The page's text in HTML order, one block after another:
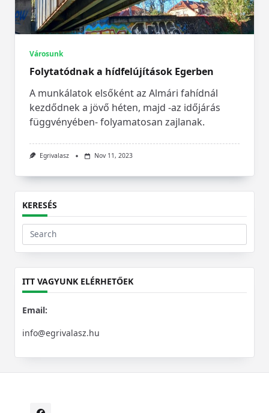
Városunk
Folytatódnak a hídfelújítások Egerben
A munkálatok elsőként az Almári fahídnál
kezdődnek a jövő héten, majd -az időjárás
függvényében- folyamatosan zajlanak.
Egrivalasz Nov 11, 2023
KERESÉS
Search
for:
ITT VAGYUNK ELÉRHETŐEK
Email:
info@egrivalasz.hu